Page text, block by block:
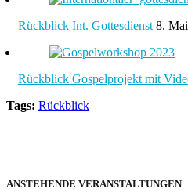
Rückblick Int. Gottesdienst8.
Rückblick Gospelprojekt mit
Tags: Rückblick
ANSTEHENDE VERANSTALTUNGEN